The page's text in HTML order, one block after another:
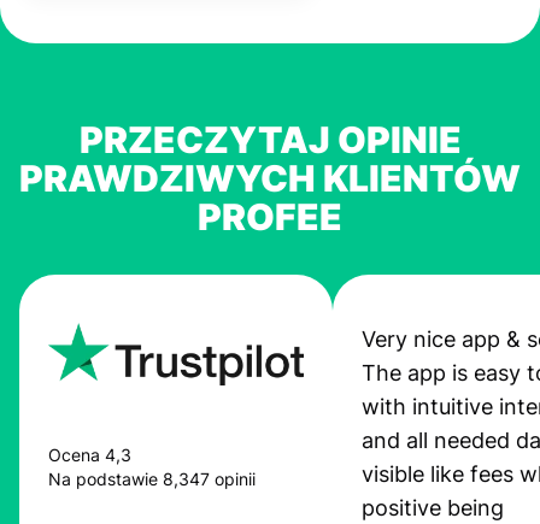
PRZECZYTAJ OPINIE
PRAWDZIWYCH KLIENTÓW
PROFEE
Ocena 4,3
Na podstawie 8,347 opinii
Very nice app &
The app is easy
with intuitive
and all needed
visible like fees
positive being